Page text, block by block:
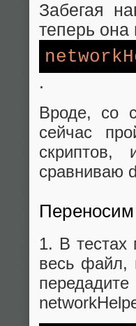
Забегая
теперь она
.
Вроде, со
сейчас
сравниваю
1. В тестах
весь файл,